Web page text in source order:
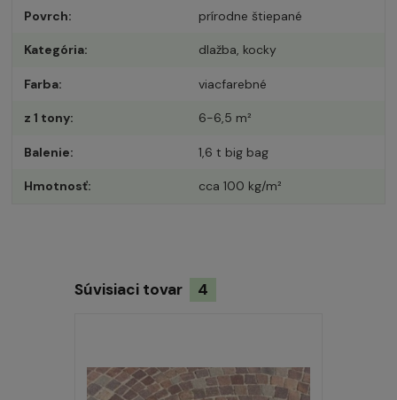
Povrch prírodne štiepané
Kategória dlažba, kocky
Farba viacfarebné
z 1 tony 6-6,5 m²
Balenie 1,6 t big bag
Hmotnosť cca 100 kg/m²
Súvisiaci tovar 4